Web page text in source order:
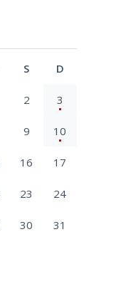
S D
2 3
9 10
16 17
23 24
30 31